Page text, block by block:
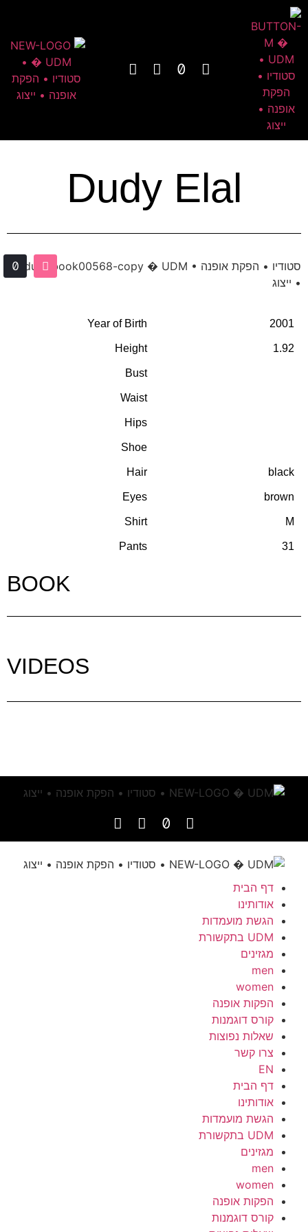
Dudy Elal
Year of Birth 2001
Height 1.92
Bust
Waist
Hips
Shoe
Hair black
Eyes brown
Shirt M
Pants 31
BOOK
VIDEOS
דף הבית
אודותינו
הגשת מועמדות
UDM בתקשורת
מגזינים
men
women
הפקות אופנה
קורס דוגמנות
שאלות נפוצות
צרו קשר
EN
דף הבית
אודותינו
הגשת מועמדות
UDM בתקשורת
מגזינים
men
women
הפקות אופנה
קורס דוגמנות